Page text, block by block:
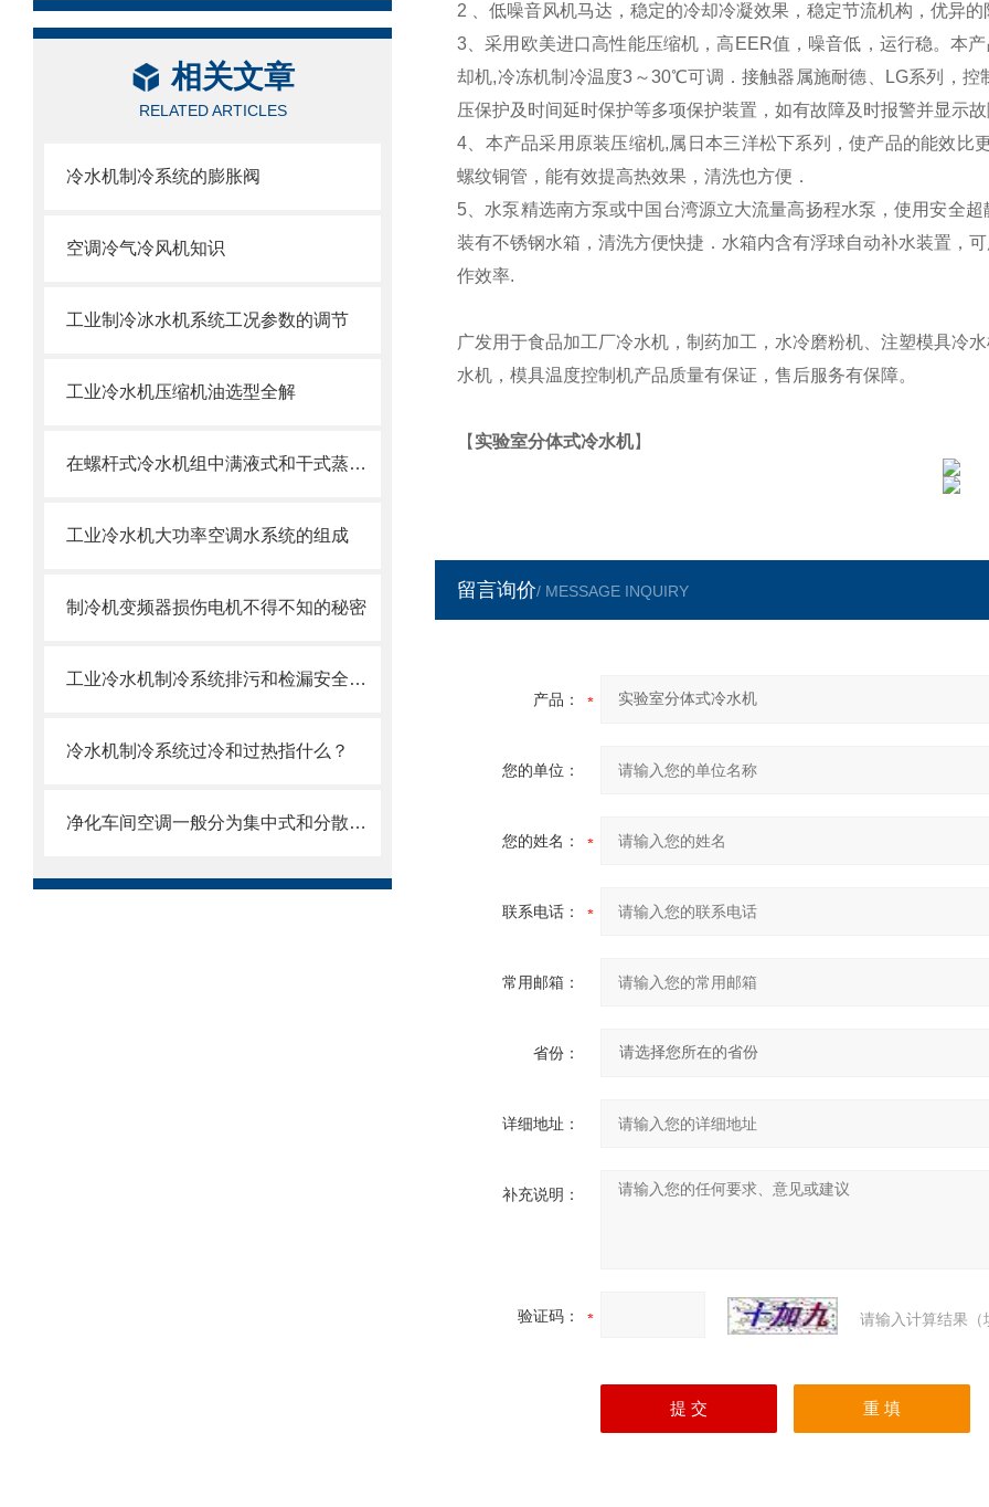
相关文章
RELATED ARTICLES
冷水机制冷系统的膨胀阀
空调冷气冷风机知识
工业制冷冰水机系统工况参数的调节
工业冷水机压缩机油选型全解
在螺杆式冷水机组中满液式和干式蒸发器两种区别
工业冷水机大功率空调水系统的组成
制冷机变频器损伤电机不得不知的秘密
工业冷水机制冷系统排污和检漏安全操作步骤
冷水机制冷系统过冷和过热指什么？
净化车间空调一般分为集中式和分散式两种
2 、低噪音风机马达，稳定的冷却冷凝效果，稳定节流机构，优异的
3、采用欧美进口高性能压缩机，高EER值，噪音低，运行稳。本
却机,冷冻机制冷温度3～30℃可调．接触器属施耐德
LG系列，控
压保护及时间延时保护等多项保护装置，如有故障及时报警并显示故
4、本产品采用原装压缩机,属日本三洋松下系列，使产品的能效比
螺纹铜管，能有效提高热效果，清洗也方便．
5、水泵精选南方泵或中国台湾源立大流量高扬程水泵，使用安全
装有不锈钢水箱，清洗方便快捷．水箱内含有浮球自动补水装置，
作效率.
广发用于食品加工厂冷水机，制药加工，水冷磨粉机、 注塑模具冷
水机，模具温度控制机产品质量有保证，售后服务有保障。
【 实验室分体式冷水机】
留言询价/ MESSAGE INQUIRY
产品：
您的单位：
您的姓名：
联系电话：
常用邮箱：
省份：
详细地址：
补充说明：
验证码： 请输入计算结果（